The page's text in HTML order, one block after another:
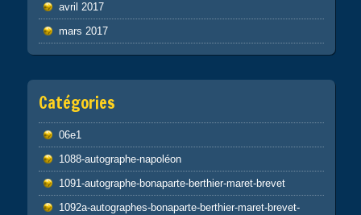
avril 2017
mars 2017
Catégories
06e1
1088-autographe-napoléon
1091-autographe-bonaparte-berthier-maret-brevet
1092a-autographes-bonaparte-berthier-maret-brevet-